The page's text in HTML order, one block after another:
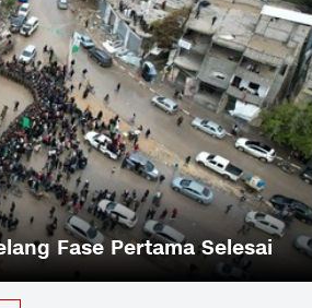
Pengungsi Rafah